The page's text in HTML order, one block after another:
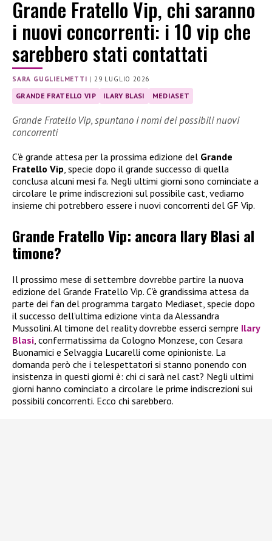
Grande Fratello Vip, chi saranno
i nuovi concorrenti: i 10 vip che
sarebbero stati contattati
SARA GUGLIELMETTI |29 LUGLIO 2026
GRANDE FRATELLO VIP ILARY BLASI MEDIASET
Grande Fratello Vip, spuntano i nomi dei possibili nuovi
concorrenti
C’è grande attesa per la prossima edizione del Grande
Fratello Vip , specie dopo il grande successo di quella
conclusa alcuni mesi fa. Negli ultimi giorni sono cominciate a
circolare le prime indiscrezioni sul possibile cast, vediamo
insieme chi potrebbero essere i nuovi concorrenti del GF Vip.
Grande Fratello Vip: ancora Ilary Blasi al
timone?
Il prossimo mese di settembre dovrebbe partire la nuova
edizione del Grande Fratello Vip. C’è grandissima attesa da
parte dei fan del programma targato Mediaset, specie dopo
il successo dell’ultima edizione vinta da Alessandra
Mussolini. Al timone del reality dovrebbe esserci sempre Ilary
Blasi, confermatissima da Cologno Monzese, con Cesara
Buonamici e Selvaggia Lucarelli come opinioniste. La
domanda però che i telespettatori si stanno ponendo con
insistenza in questi giorni è: chi ci sarà nel cast? Negli ultimi
giorni hanno cominciato a circolare le prime indiscrezioni sui
possibili concorrenti. Ecco chi sarebbero.